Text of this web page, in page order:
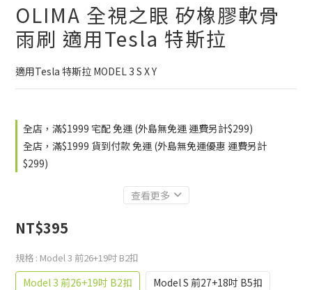
OLIMA 全視之眼 矽橡膠軟骨
雨刷 適用Tesla 特斯拉
適用Tesla 特斯拉 MODEL 3 S X Y
全店，滿$1999 宅配 免運 (外島無免運 運費另計$299)
全店，滿$1999 貨到付款 免運 (外島無免運優惠 運費另計
$299)
查看更多
NT$395
規格 : Model 3 前26+19吋 B2扣
Model 3 前26+19吋 B2扣
Model S 前27+18吋 B5扣